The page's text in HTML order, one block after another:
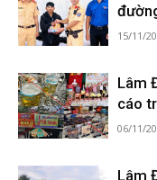
15/11/
Lâm
cáo
06/11/
Lâm